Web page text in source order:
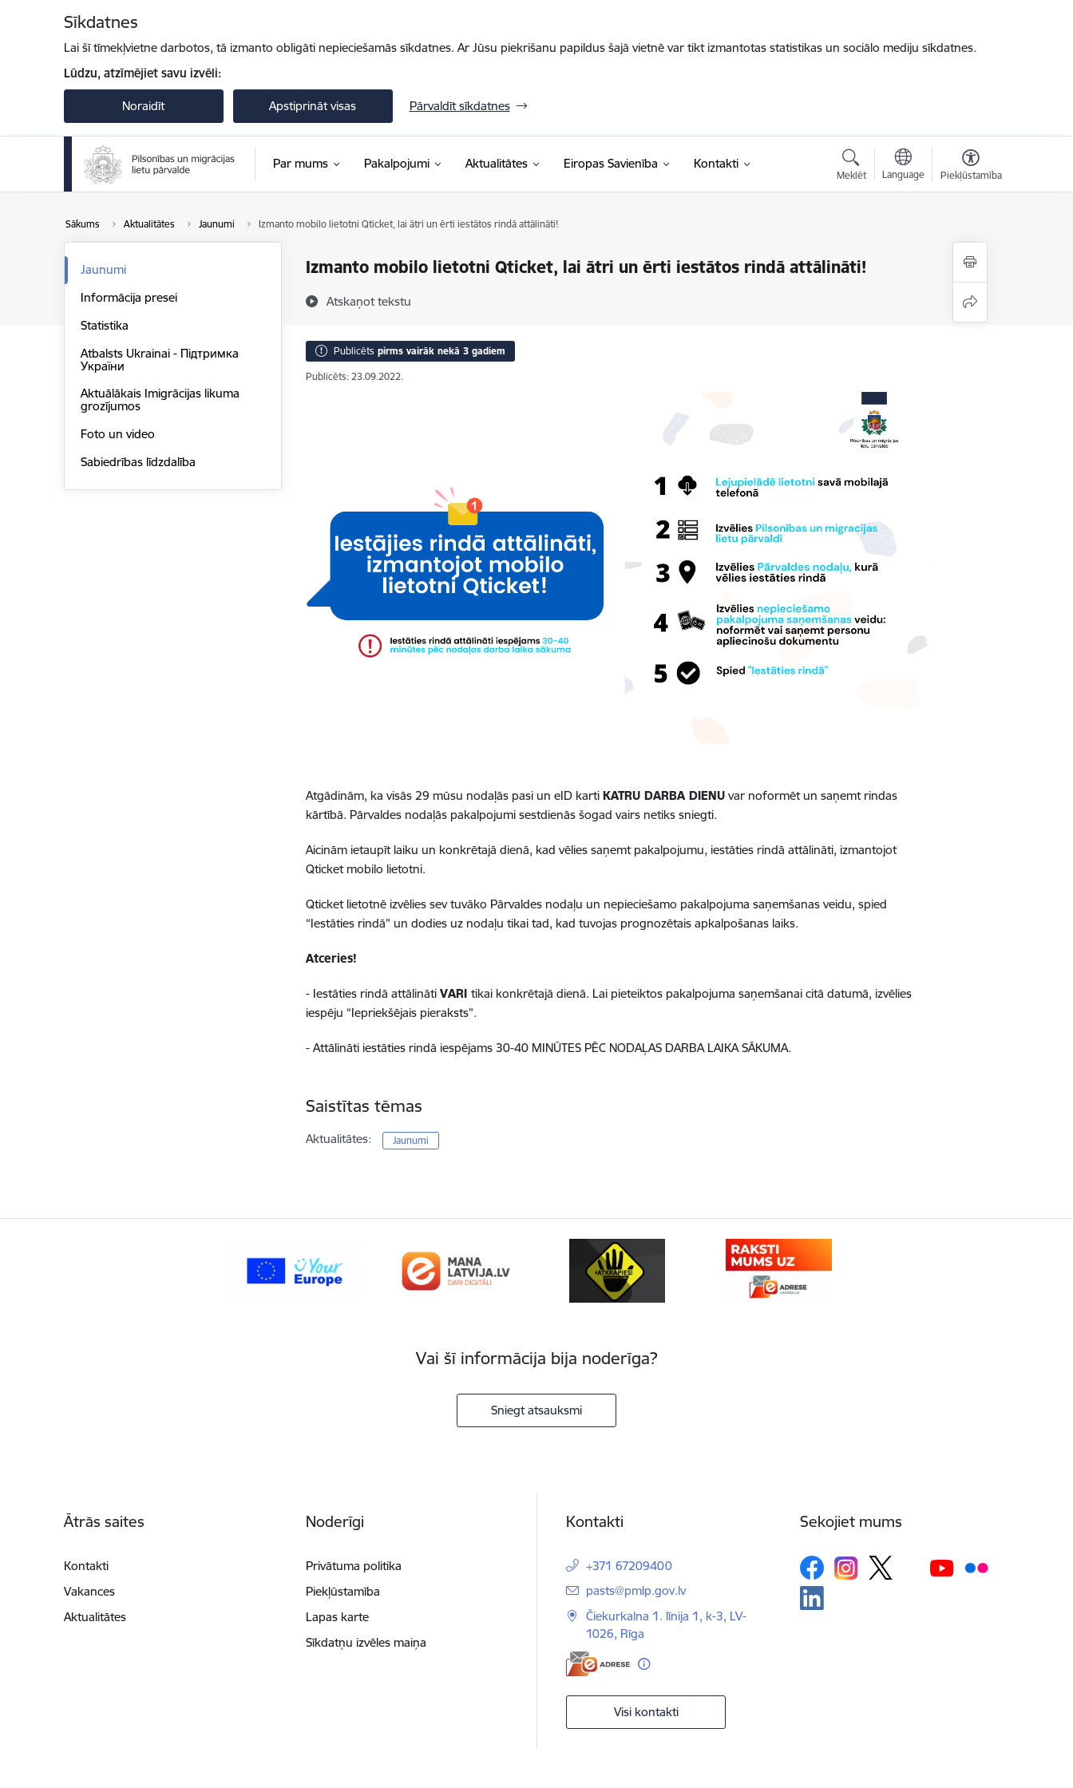
Sīkdatnes
Lai šī tīmekļvietne darbotos, tā izmanto obligāti nepieciešamās sīkdatnes. Ar Jūsu piekrišanu papildus šajā vietnē var tikt izmantotas statistikas un sociālo mediju sīkdatnes.
Lūdzu, atzīmējiet savu izvēli:
Noraidīt Apstiprināt visas Pārvaldīt sīkdatnes
Par mums Pakalpojumi Aktualitātes Eiropas Savienība Kontakti
Meklēt Language Piekļūstamība
Sākums Aktualitātes Jaunumi Izmanto mobilo lietotni Qticket, lai ātri un ērti iestātos rindā attālināti!
Izmanto mobilo lietotni Qticket, lai ātri un ērti iestātos rindā attālināti!
Atskaņot tekstu
Jaunumi
Informācija presei
Statistika
Atbalsts Ukrainai - Підтримка
України
Aktuālākais Imigrācijas likuma
grozījumos
Foto un video
Sabiedrības līdzdalība
Publicēts pirms vairāk nekā 3 gadiem
Publicēts: 23.09.2022.
Atgādinām, ka visās 29 mūsu nodaļās pasi un eID kartiKATRU DARBA DIENU var noformēt un saņemt rindas
kārtībā. Pārvaldes nodaļās pakalpojumi sestdienās šogad vairs netiks sniegti.
Aicinām ietaupīt laiku un konkrētajā dienā, kad vēlies saņemt pakalpojumu, iestāties rindā attālināti, izmantojot
Qticket mobilo lietotni.
Qticket lietotnē izvēlies sev tuvāko Pārvaldes nodaļu un nepieciešamo pakalpojuma saņemšanas veidu, spied
“Iestāties rindā” un dodies uz nodaļu tikai tad, kad tuvojas prognozētais apkalpošanas laiks.
Atceries!
- Iestāties rindā attālinātiVARItikai konkrētajā dienā. Lai pieteiktos pakalpojuma saņemšanai citā datumā, izvēlies
iespēju “Iepriekšējais pieraksts”.
- Attālināti iestāties rindā iespējams 30-40 MINŪTES PĒC NODAĻAS DARBA LAIKA SĀKUMA.
Saistītas tēmas
Aktualitātes: Jaunumi
Vai šī informācija bija noderīga?
Sniegt atsauksmi
Ātrās saites
Kontakti
Vakances
Aktualitātes
Noderīgi
Privātuma politika
Piekļūstamība
Lapas karte
Sīkdatņu izvēles maiņa
Kontakti
+371 67209400
E-pasts:
pasts@pmlp.gov.lv
Čiekurkalna 1. līnija 1, k-3, LV-
1026, Rīga
Visi kontakti
Sekojiet mums